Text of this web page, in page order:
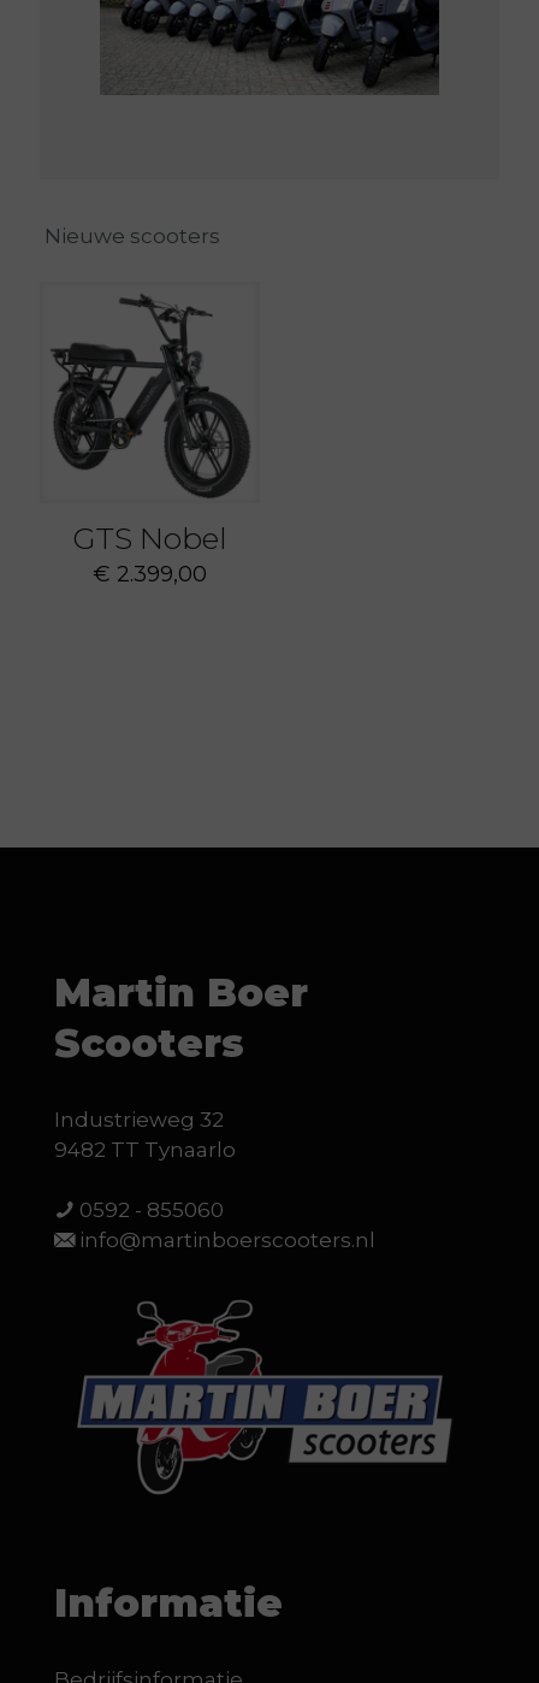
Nieuwe scooters
GTS Nobel
€ 2.399,00
Martin Boer
Scooters
Industrieweg 32
9482 TT Tynaarlo
0592 - 855060
info@martinboerscooters.nl
Informatie